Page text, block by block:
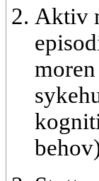
Aktiv